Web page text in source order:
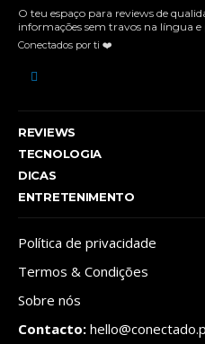
O teu espaço para reviews de
informações sem travos na língua
Conectados por ti ❤️
REVIEWS
TECNOLOGIA
DICAS
ENTRETENIMENTO
Política de privacidade
Termos & Condições
Sobre nós
Contacto: